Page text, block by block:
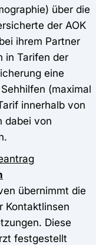
über die
der AOK
ihrem Partner
in Tarifen der
eine
(maximal
innerhalb von
dabei von
übernimmt die
Kontaktlinsen
Diese
festgestellt